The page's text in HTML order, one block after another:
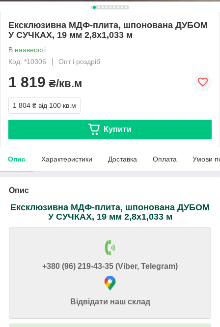
Ексклюзивна МДФ-плита, шпонована ДУБОМ
У СУЧКАХ, 19 мм 2,8х1,033 м
В наявності
Код: *10306
Опт і роздріб
1 819 ₴/кв.м
1 804 ₴ від 100 кв.м
Купити
Опис Характеристики Доставка Оплата Умови
Опис
Ексклюзивна МДФ-плита, шпонована ДУБОМ
У СУЧКАХ, 19 мм 2,8х1,033 м
+380 (96) 219-43-35 (Viber, Telegram)
Відвідати наш склад